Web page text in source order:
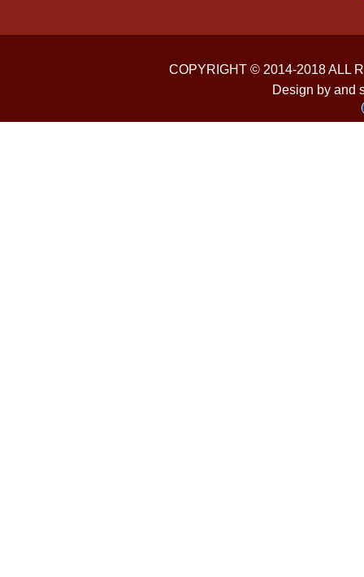
COPYRIGHT © 2014-2018 ALL
Design by and